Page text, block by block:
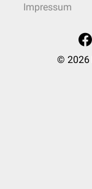
Impressum
© 2026